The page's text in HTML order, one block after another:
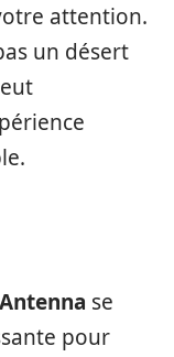
attention.
un désert
se
pour